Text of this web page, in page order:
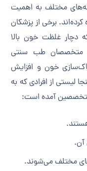
مختلف به اهمیت
برخی از پزشکان
دچار غلظت خون بالا
متخصصان طب سنتی
خون و افزایش
لیستی از افرادی که به
آمده است:
آن.
مختلف می‌شوند.